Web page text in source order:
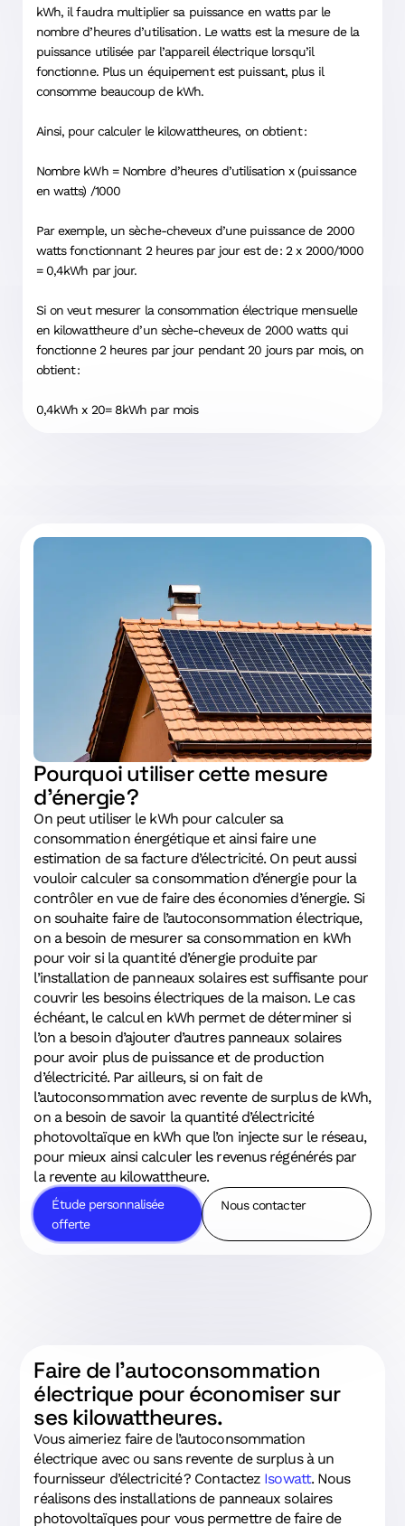
kWh, il faudra multiplier sa puissance en watts par le
nombre d’heures d’utilisation. Le watts est la mesure de la
puissance utilisée par l’appareil électrique lorsqu’il
fonctionne. Plus un équipement est puissant, plus il
consomme beaucoup de kWh.
Ainsi, pour calculer le kilowattheures, on obtient :
Nombre kWh = Nombre d’heures d’utilisation x (puissance
en watts) /1000
Par exemple, un sèche-cheveux d’une puissance de 2000
watts fonctionnant 2 heures par jour est de : 2 x 2000/1000
= 0,4kWh par jour.
Si on veut mesurer la consommation électrique mensuelle
en kilowattheure d’un sèche-cheveux de 2000 watts qui
fonctionne 2 heures par jour pendant 20 jours par mois, on
obtient :
0,4kWh x 20= 8kWh par mois
Pourquoi utiliser cette mesure
d’énergie ?
On peut utiliser le kWh pour calculer sa
consommation énergétique et ainsi faire une
estimation de sa facture d’électricité. On peut aussi
vouloir calculer sa consommation d’énergie pour la
contrôler en vue de faire des économies d’énergie. Si
on souhaite faire de l’autoconsommation électrique,
on a besoin de mesurer sa consommation en kWh
pour voir si la quantité d’énergie produite par
l’installation de panneaux solaires est suffisante pour
couvrir les besoins électriques de la maison. Le cas
échéant, le calcul en kWh permet de déterminer si
l’on a besoin d’ajouter d’autres panneaux solaires
pour avoir plus de puissance et de production
d’électricité. Par ailleurs, si on fait de
l’autoconsommation avec revente de surplus de kWh,
on a besoin de savoir la quantité d’électricité
photovoltaïque en kWh que l’on injecte sur le réseau,
pour mieux ainsi calculer les revenus régénérés par
la revente au kilowattheure.
Étude personnalisée
offerte
Nous contacter
Faire de l’autoconsommation
électrique pour économiser sur
ses kilowattheures.
Vous aimeriez faire de l’autoconsommation
électrique avec ou sans revente de surplus à un
fournisseur d’électricité ? Contactez Isowatt. Nous
réalisons des installations de panneaux solaires
photovoltaïques pour vous permettre de faire de